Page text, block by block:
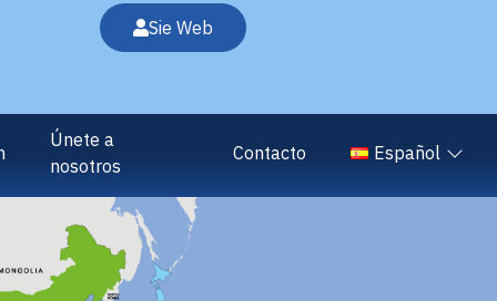
Sie Web
Únete a
nosotros
Contacto Español